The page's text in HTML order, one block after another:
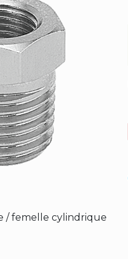
/ femelle cylindrique